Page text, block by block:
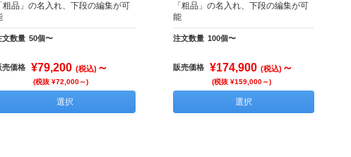
粗品」の名入れ、下段の編集が可
文数量 50個〜
売価格 ¥79,200 (税込) ～
(税抜 ¥72,000～)
選択
「粗品」の名入れ、下段の編集が可
能
注文数量 100個〜
販売価格 ¥174,900 (税込) ～
(税抜 ¥159,000～)
選択